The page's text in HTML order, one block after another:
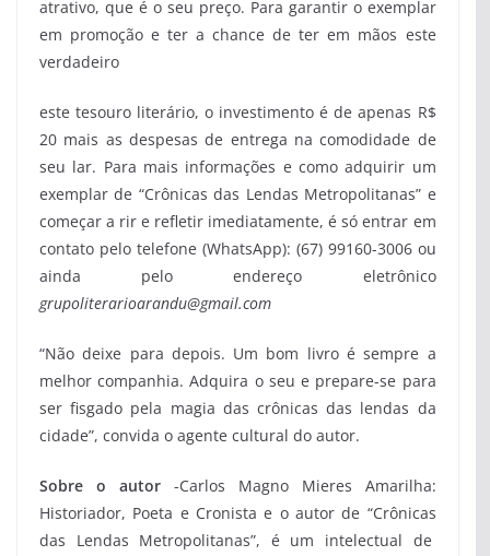
atrativo, que é o seu preço. Para garantir o exemplar
em promoção e ter a chance de ter em mãos este
verdadeiro
este tesouro literário, o investimento é de apenas R$
20 mais as despesas de entrega na comodidade de
seu lar. Para mais informações e como adquirir um
exemplar de “Crônicas das Lendas Metropolitanas” e
começar a rir e refletir imediatamente, é só entrar em
contato pelo telefone (WhatsApp): (67) 99160-3006 ou
ainda pelo endereço eletrônico
grupoliterarioarandu@gmail.com
“Não deixe para depois. Um bom livro é sempre a
melhor companhia. Adquira o seu e prepare-se para
ser fisgado pela magia das crônicas das lendas da
cidade”, convida o agente cultural do autor.
Sobre o autor-Carlos Magno Mieres Amarilha:
Historiador, Poeta e Cronista e o autor de “Crônicas
das Lendas Metropolitanas”, é um intelectual de